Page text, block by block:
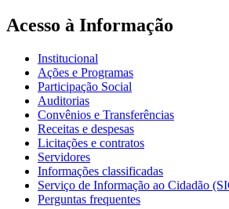
Acesso à Informação
Institucional
Ações e Programas
Participação Social
Auditorias
Convênios e Transferências
Receitas e despesas
Licitações e contratos
Servidores
Informações classificadas
Serviço de Informação ao Cidadão
Perguntas frequentes